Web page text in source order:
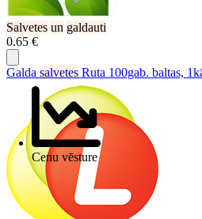
Salvetes un galdauti
0.65 €
Cenu vēsture
Galda salvetes Ruta 100gab. baltas,